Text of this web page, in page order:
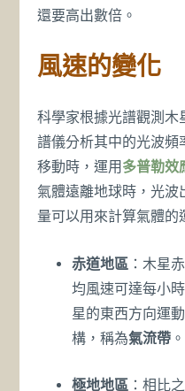
還要高出數倍。
風速的變化
科學家根據光譜觀測
譜儀分析其中的光波
移動時，運用 多普勒效
氣體遠離地球時，光波
量可以用來計算氣體的
赤道地區 ：木星
均風速可達每小時
星的東西方向運
構，稱為氣流帶。
極地地區：相比